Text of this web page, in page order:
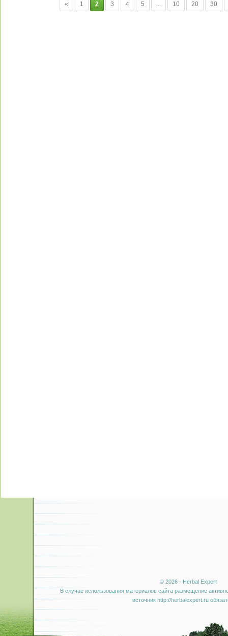
« 1 2 3 4 5 ... 10 20 30
© 2026 - Herbal Expert
В случае использования материалов сайта размещение
источник http://herbalexpert.ru